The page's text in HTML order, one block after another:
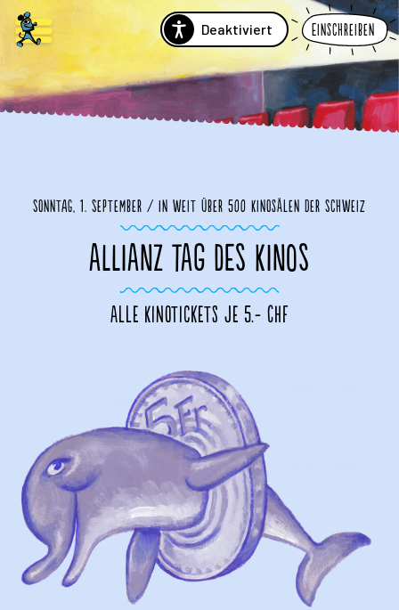
Deaktiviert Einschreiben
Sonntag, 1. September / In weit über 500 Kinosälen der Schweiz
ALLIANZ TAG DES KINOS
Alle Kinotickets je 5.- CHF